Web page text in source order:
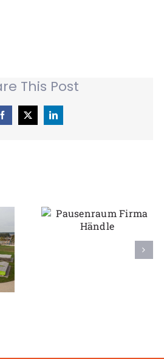
This Post
Facebook
X LinkedIn